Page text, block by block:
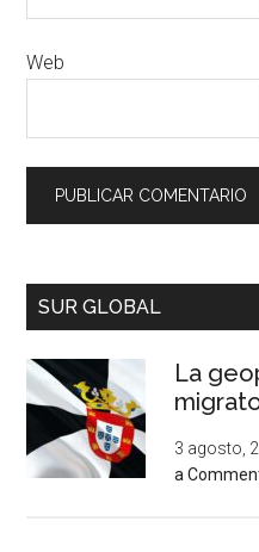
Web
SUR GLOBAL
La
3 agosto,
a